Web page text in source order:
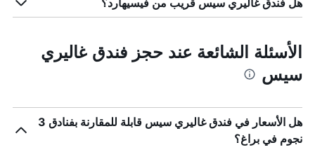
هل فندق غاليري سيس قريب من فيسيهارد؟
الأسئلة الشائعة عند حجز فندق غاليري
سيس
هل الأسعار في فندق غاليري سيس قابلة للمقارنة بفنادق 3
نجوم في براغ؟